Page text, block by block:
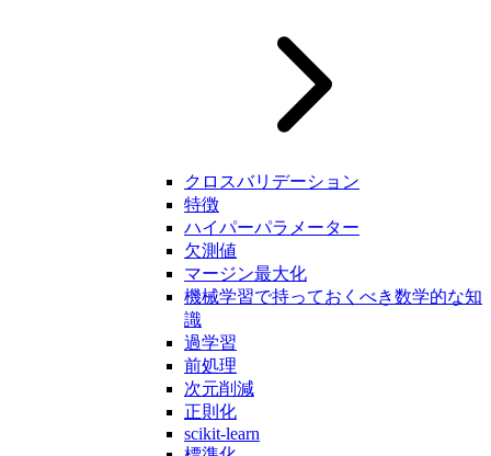
クロスバリデーション
特徴
ハイパーパラメーター
欠測値
マージン最大化
機械学習で持っておくべき数学的な知
識
過学習
前処理
次元削減
正則化
scikit-learn